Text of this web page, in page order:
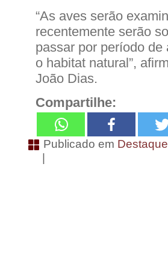
“As aves serão
recentemente serão
passar por período
o habitat natural”,
João Dias.
Compartilhe:
Publicado em
|